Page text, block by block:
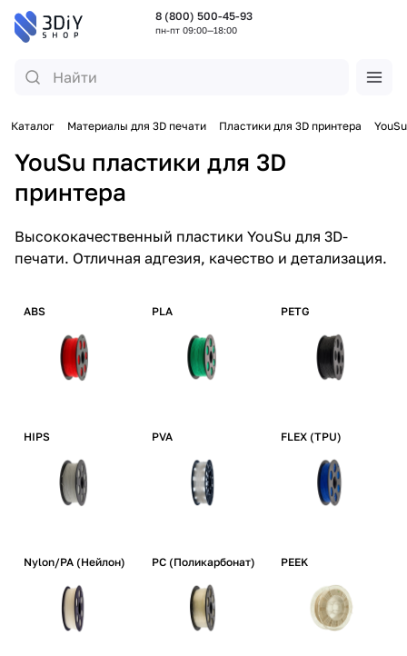
8 (800) 500-45-93
пн-пт 09:00—18:00
Каталог Материалы для 3D печати Пластики для 3D принтера YouSu
YouSu пластики для 3D
принтера
Высококачественный пластики YouSu для 3D-
печати. Отличная адгезия, качество и детализация.
ABS PLA PETG
HIPS PVA FLEX (TPU)
Nylon/PA (Нейлон) PC (Поликарбонат) PEEK